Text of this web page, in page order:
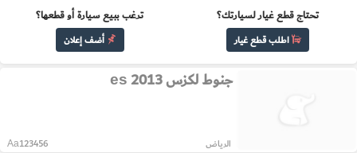
تحتاج قطع غيار لسيارتك؟
اطلب قطع غيار
ترغب ببيع سيارة أو قطعها؟
أضف إعلان
جنوط لكزس es 2013
الرياض Aa123456